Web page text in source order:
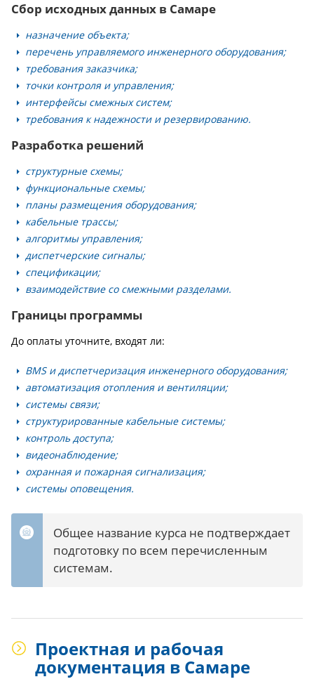
Сбор исходных данных в Самаре
назначение объекта;
перечень управляемого инженерного оборудования;
требования заказчика;
точки контроля и управления;
интерфейсы смежных систем;
требования к надежности и резервированию.
Разработка решений
структурные схемы;
функциональные схемы;
планы размещения оборудования;
кабельные трассы;
алгоритмы управления;
диспетчерские сигналы;
спецификации;
взаимодействие со смежными разделами.
Границы программы
До оплаты уточните, входят ли:
BMS и диспетчеризация инженерного оборудования;
автоматизация отопления и вентиляции;
системы связи;
структурированные кабельные системы;
контроль доступа;
видеонаблюдение;
охранная и пожарная сигнализация;
системы оповещения.
Общее название курса не подтверждает
подготовку по всем перечисленным
системам.
Проектная и рабочая
документация в Самаре